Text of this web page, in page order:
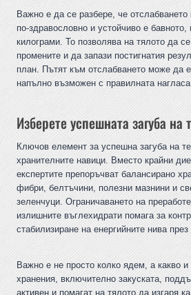
Важно е да се разбере, че
по-здравословно и устойчиво е
килограми. То позволява на тялото да
промените и да запази постигнатия
план. Пътят към отслабването може да
напълно възможен с правилната
Изберете успешната загуба на
Ключов елемент за успешна загуба на
хранителните навици. Вместо крайни
експертите препоръчват балансирано
фибри, белтъчини, полезни мазнини и
зеленчуци. Ограничаването на
излишните въглехидрати помага за
стабилизиране на енергийните нива
Важно е не просто колко ядем, а какво и
хранения, включително закуската,
активен и помагат на тялото да изгаря